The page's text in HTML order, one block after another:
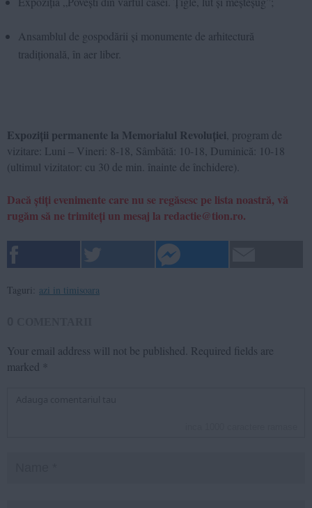
Ansamblul de gospodării și monumente de arhitectură
tradițională , în aer liber.
Expoziții permanente la Memorialul Revoluției , program de
vizitare: Luni – Vineri: 8-18, Sâmbătă: 10-18, Duminică: 10-18
(ultimul vizitator: cu 30 de min. înainte de închidere).
Dacă știți evenimente care nu se regăsesc pe lista noastră, vă
rugăm să ne trimiteți un mesaj la redactie@tion.ro.
Taguri: azi in timisoara
Your email address will not be published. Required fields are
marked *